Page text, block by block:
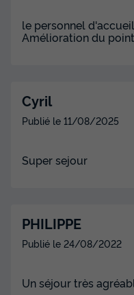
le personnel
Amélioration du
Cyril
Publié le 11/08/2025
Super sejour
PHILIPPE
Publié le 24/08/2022
Un séjour très